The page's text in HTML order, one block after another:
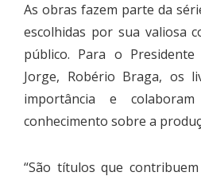
As obras fazem parte da
escolhidas por sua valiosa
público. Para o
Jorge, Robério Braga, os
importância e
conhecimento sobre a
“São títulos que